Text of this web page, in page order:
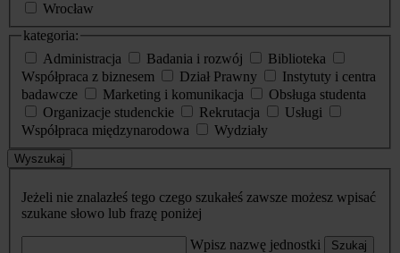
Wrocław
kategoria:
Administracja
Badania i rozwój
Biblioteka
Współpraca z biznesem
Dział Prawny
Instytuty i centra
badawcze
Marketing i komunikacja
Obsługa studenta
Organizacje studenckie
Rekrutacja
Usługi
Współpraca międzynarodowa
Wydziały
Wyszukaj
Jeżeli nie znalazłeś tego czego szukałeś zawsze możesz wpisać
szukane słowo lub frazę poniżej
Wpisz nazwę jednostki Szukaj